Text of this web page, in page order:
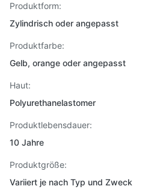
Produktform:
Zylindrisch oder angepasst
Produktfarbe:
Gelb, orange oder angepasst
Haut:
Polyurethanelastomer
Produktlebensdauer:
10 Jahre
Produktgröße:
Variiert je nach Typ und Zweck